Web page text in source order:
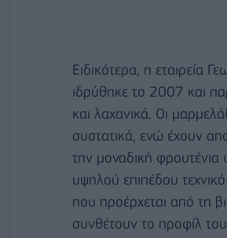
Ειδικότερα, η εταιρεία
ιδρύθηκε το 2007 και
και λαχανικά. Οι
συστατικά, ενώ έχουν
την μοναδική φρουτένια
υψηλού επιπέδου
που προέρχεται από τη
συνθέτουν το προφίλ